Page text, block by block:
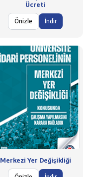
Ücreti
Önizle İndir
Merkezi Yer Değişikliği